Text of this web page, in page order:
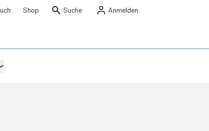
Shop Suche Anmelden